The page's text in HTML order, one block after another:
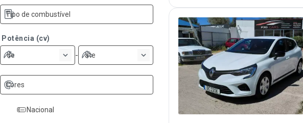
Tipo de combustível
Potência (cv)
de - ate
Cores
Nacional